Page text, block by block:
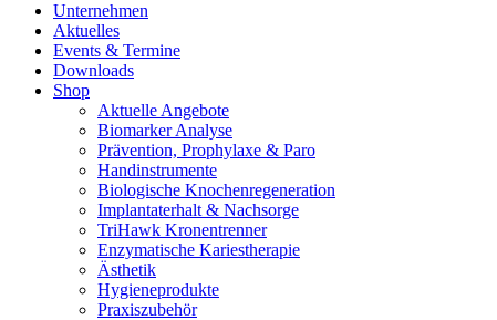
Unternehmen
Aktuelles
Events & Termine
Downloads
Shop
Aktuelle Angebote
Biomarker Analyse
Prävention, Prophylaxe & Paro
Handinstrumente
Biologische Knochenregeneration
Implantaterhalt & Nachsorge
TriHawk Kronentrenner
Enzymatische Kariestherapie
Ästhetik
Hygieneprodukte
Praxiszubehör